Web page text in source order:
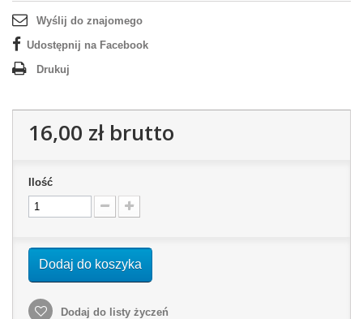
Wyślij do znajomego
Udostępnij na Facebook
Drukuj
16,00 złbrutto
Ilość
Dodaj do koszyka
Dodaj do listy życzeń